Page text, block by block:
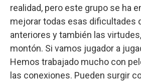
realidad, pero este grupo se ha
mejorar todas esas dificultades
anteriores y también las
montón. Si vamos jugador a
Hemos trabajado mucho con
las conexiones. Pueden surgir